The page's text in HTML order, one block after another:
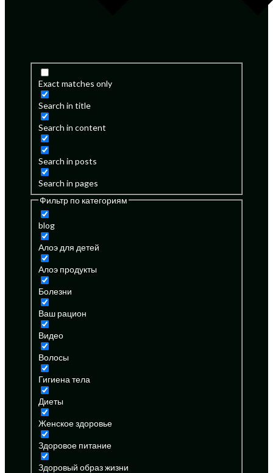
Exact matches only
Search in title
Search in content
Search in posts
Search in pages
Фильтр по категориям
blog
Алоэ для детей
Алоэ продукты
Болезни
Ваш рацион
Видео
Волосы
Гигиена тела
Диеты
Женское здоровье
Здоровое питание
Здоровый образ жизни